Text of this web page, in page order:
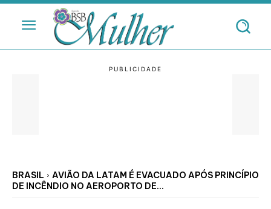
BRASIL
AVIÃO DA LATAM É EVACUADO APÓS PRINCÍPIO
DE INCÊNDIO NO AEROPORTO DE...